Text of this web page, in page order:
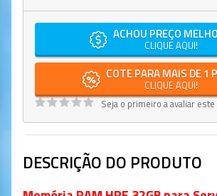
ACHOU PREÇO
CLIQUE AQUI!
COTE PARA MAIS DE 1
CLIQUE AQUI!
Seja o primeiro a avaliar
DESCRIÇÃO DO PRODUTO